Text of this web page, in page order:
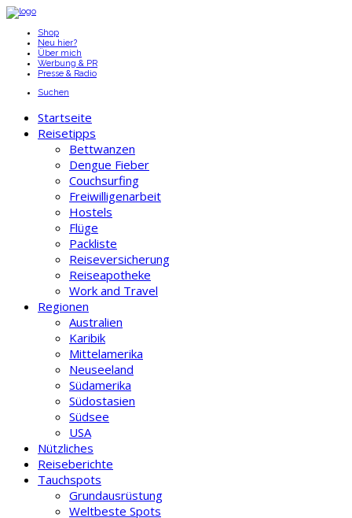
Shop
Neu hier?
Über mich
Werbung & PR
Presse & Radio
Suchen
Startseite
Reisetipps
Bettwanzen
Dengue Fieber
Couchsurfing
Freiwilligenarbeit
Hostels
Flüge
Packliste
Reiseversicherung
Reiseapotheke
Work and Travel
Regionen
Australien
Karibik
Mittelamerika
Neuseeland
Südamerika
Südostasien
Südsee
USA
Nützliches
Reiseberichte
Tauchspots
Grundausrüstung
Weltbeste Spots